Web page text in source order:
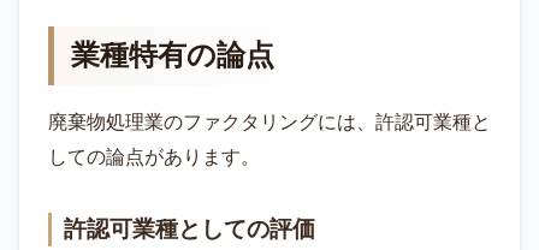
業種特有の論点
廃棄物処理業のファクタリングには、許認可業種と
しての論点があります。
許認可業種としての評価